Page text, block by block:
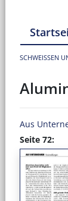
SCHWEISSEN
Aus
Seite 72: